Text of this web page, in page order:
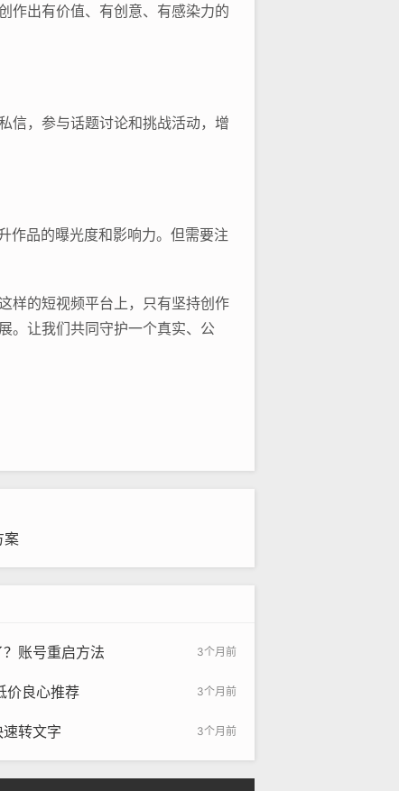
作出有价值、有创意、有感染力的
信，参与话题讨论和挑战活动，增
作品的曝光度和影响力。但需要注
样的短视频平台上，只有坚持创作
。让我们共同守护一个真实、公
案
3个月前
账号重启方法
3个月前
价良心推荐
3个月前
转文字